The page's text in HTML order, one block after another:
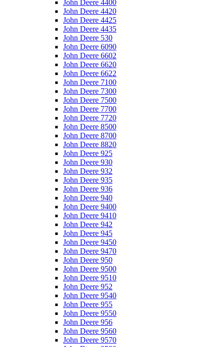
John Deere 4400
John Deere 4420
John Deere 4425
John Deere 4435
John Deere 530
John Deere 6090
John Deere 6602
John Deere 6620
John Deere 6622
John Deere 7100
John Deere 7300
John Deere 7500
John Deere 7700
John Deere 7720
John Deere 8500
John Deere 8700
John Deere 8820
John Deere 925
John Deere 930
John Deere 932
John Deere 935
John Deere 936
John Deere 940
John Deere 9400
John Deere 9410
John Deere 942
John Deere 945
John Deere 9450
John Deere 9470
John Deere 950
John Deere 9500
John Deere 9510
John Deere 952
John Deere 9540
John Deere 955
John Deere 9550
John Deere 956
John Deere 9560
John Deere 9570